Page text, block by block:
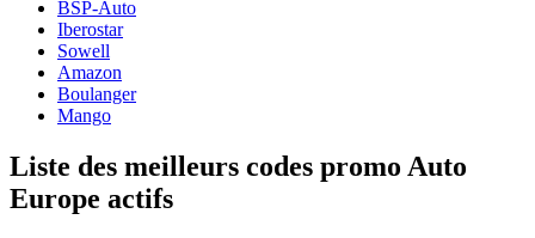
BSP-Auto
Iberostar
Sowell
Amazon
Boulanger
Mango
Liste des meilleurs codes promo Auto
Europe actifs